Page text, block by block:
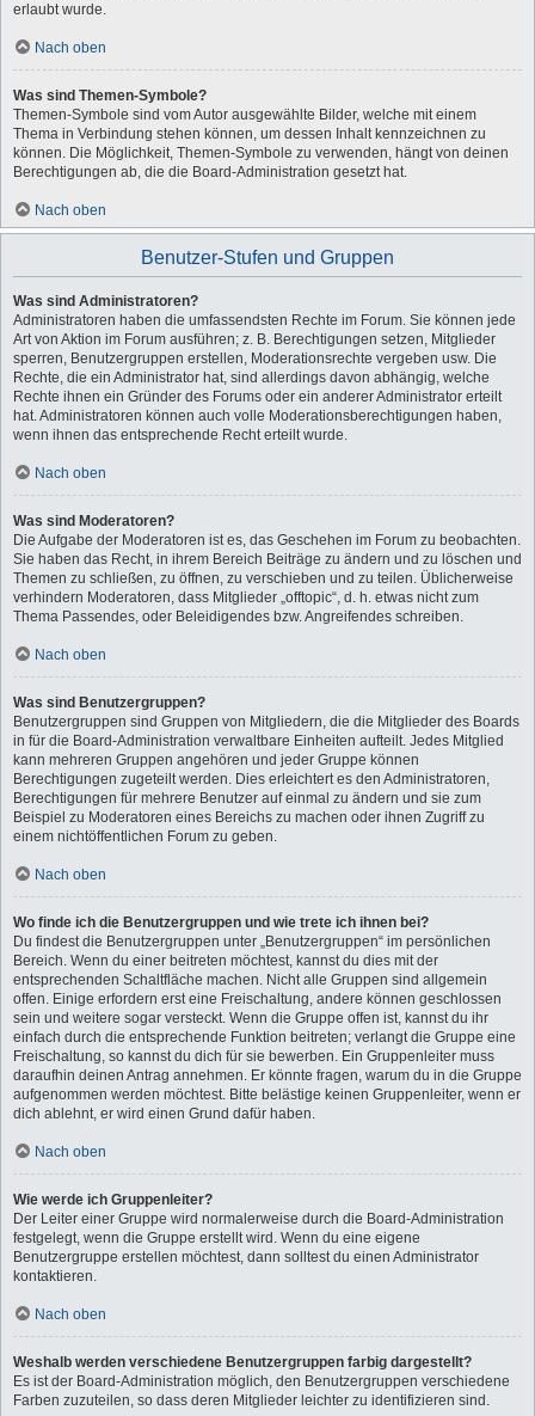
erlaubt wurde.
Nach oben
Was sind Themen-Symbole?
Themen-Symbole sind vom Autor ausgewählte Bilder, welche mit einem
Thema in Verbindung stehen können, um dessen Inhalt kennzeichnen zu
können. Die Möglichkeit, Themen-Symbole zu verwenden, hängt von deinen
Berechtigungen ab, die die Board-Administration gesetzt hat.
Nach oben
Benutzer-Stufen und Gruppen
Was sind Administratoren?
Administratoren haben die umfassendsten Rechte im Forum. Sie können jede
Art von Aktion im Forum ausführen; z. B. Berechtigungen setzen, Mitglieder
sperren, Benutzergruppen erstellen, Moderationsrechte vergeben usw. Die
Rechte, die ein Administrator hat, sind allerdings davon abhängig, welche
Rechte ihnen ein Gründer des Forums oder ein anderer Administrator erteilt
hat. Administratoren können auch volle Moderationsberechtigungen haben,
wenn ihnen das entsprechende Recht erteilt wurde.
Nach oben
Was sind Moderatoren?
Die Aufgabe der Moderatoren ist es, das Geschehen im Forum zu beobachten.
Sie haben das Recht, in ihrem Bereich Beiträge zu ändern und zu löschen und
Themen zu schließen, zu öffnen, zu verschieben und zu teilen. Üblicherweise
verhindern Moderatoren, dass Mitglieder „offtopic“, d. h. etwas nicht zum
Thema Passendes, oder Beleidigendes bzw. Angreifendes schreiben.
Nach oben
Was sind Benutzergruppen?
Benutzergruppen sind Gruppen von Mitgliedern, die die Mitglieder des Boards
in für die Board-Administration verwaltbare Einheiten aufteilt. Jedes Mitglied
kann mehreren Gruppen angehören und jeder Gruppe können
Berechtigungen zugeteilt werden. Dies erleichtert es den Administratoren,
Berechtigungen für mehrere Benutzer auf einmal zu ändern und sie zum
Beispiel zu Moderatoren eines Bereichs zu machen oder ihnen Zugriff zu
einem nichtöffentlichen Forum zu geben.
Nach oben
Wo finde ich die Benutzergruppen und wie trete ich ihnen bei?
Du findest die Benutzergruppen unter „Benutzergruppen“ im persönlichen
Bereich. Wenn du einer beitreten möchtest, kannst du dies mit der
entsprechenden Schaltfläche machen. Nicht alle Gruppen sind allgemein
offen. Einige erfordern erst eine Freischaltung, andere können geschlossen
sein und weitere sogar versteckt. Wenn die Gruppe offen ist, kannst du ihr
einfach durch die entsprechende Funktion beitreten; verlangt die Gruppe eine
Freischaltung, so kannst du dich für sie bewerben. Ein Gruppenleiter muss
daraufhin deinen Antrag annehmen. Er könnte fragen, warum du in die Gruppe
aufgenommen werden möchtest. Bitte belästige keinen Gruppenleiter, wenn er
dich ablehnt, er wird einen Grund dafür haben.
Nach oben
Wie werde ich Gruppenleiter?
Der Leiter einer Gruppe wird normalerweise durch die Board-Administration
festgelegt, wenn die Gruppe erstellt wird. Wenn du eine eigene
Benutzergruppe erstellen möchtest, dann solltest du einen Administrator
kontaktieren.
Nach oben
Weshalb werden verschiedene Benutzergruppen farbig dargestellt?
Es ist der Board-Administration möglich, den Benutzergruppen verschiedene
Farben zuzuteilen, so dass deren Mitglieder leichter zu identifizieren sind.